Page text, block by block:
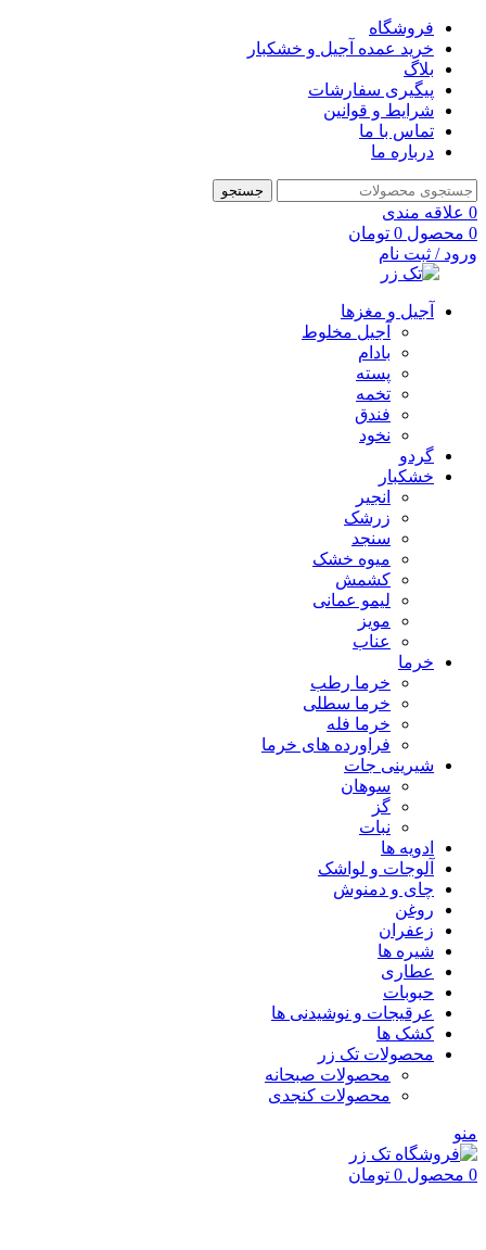
فروشگاه
خرید عمده آجیل و خشکبار
بلاگ
پیگیری سفارشات
شرایط و قوانین
تماس با ما
درباره ما
جستجو
0 علاقه مندی
0 محصول 0 تومان
ورود / ثبت نام
آجیل و مغزها
آجیل مخلوط
بادام
پسته
تخمه
فندق
نخود
گردو
خشکبار
انجیر
زرشک
سنجد
میوه خشک
کشمش
لیمو عمانی
مویز
عناب
خرما
خرما رطب
خرما سطلی
خرما فله
فراورده های خرما
شیرینی جات
سوهان
گز
نبات
ادویه ها
آلوجات و لواشک
چای و دمنوش
روغن
زعفران
شیره ها
عطاری
حبوبات
عرقیجات و نوشیدنی ها
کشک ها
محصولات تک زر
محصولات صبحانه
محصولات کنجدی
منو
0 محصول 0 تومان